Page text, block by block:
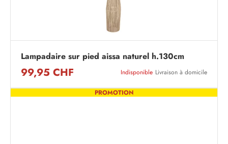
Lampadaire sur pied aissa naturel h.130cm
99,95 CHF Indisponible Livraison à domicile
PROMOTION